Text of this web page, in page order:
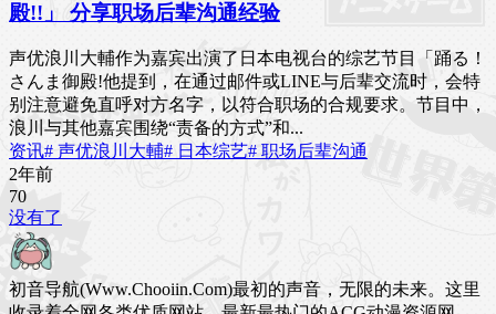
殿!!」 分享职场后辈沟通经验
声优浪川大輔作为嘉宾出演了日本电视台的综艺节目「踊る！
さんま御殿!他提到，在通过邮件或LINE与后辈交流时，会特
别注意避免直呼对方名字，以符合职场的合规要求。节目中，
浪川与其他嘉宾围绕“责备的方式”和...
资讯# 声优浪川大輔# 日本综艺# 职场后辈沟通
2年前
70
没有了
初音导航(Www.Chooiin.Com)最初的声音，无限的未来。这里